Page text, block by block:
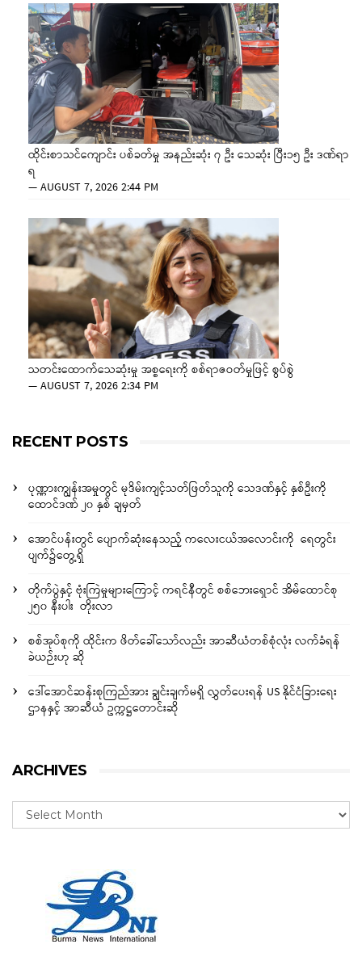
ထိုင်းစာသင်ကျောင်း ပစ်ခတ်မှု အနည်းဆုံး ၇ ဦး သေဆုံး ပြီး၁၅ ဦး ဒဏ်ရာ
ရ
—AUGUST 7, 2026 2:44 PM
သတင်းထောက်သေဆုံးမှု အစ္စရေးကို စစ်ရာဇဝတ်မှုဖြင့် စွပ်စွဲ
—AUGUST 7, 2026 2:34 PM
RECENT POSTS
ပုဏ္ဏားကျွန်းအမှုတွင် မုဒိမ်းကျင့်သတ်ဖြတ်သူကို သေဒဏ်နှင့် နှစ်ဦးကို
ထောင်ဒဏ် ၂၀ နှစ် ချမှတ်
အောင်ပန်းတွင် ပျောက်ဆုံးနေသည့် ကလေးငယ်အလောင်းကို ရေတွင်း
ပျက်၌တွေ့ရှိ
တိုက်ပွဲနှင့် ဗုံးကြဲမှုများကြောင့် ကရင်နီတွင် စစ်ဘေးရှောင် အိမ်ထောင်စု
၂၅၀ နီးပါး တိုးလာ
စစ်အုပ်စုကို ထိုင်းက ဖိတ်ခေါ်သော်လည်း အာဆီယံတစ်စုံလုံး လက်ခံရန်
ခဲယဉ်းဟု ဆို
ဒေါ်အောင်ဆန်းစုကြည်အား ချွင်းချက်မရှိ လွှတ်ပေးရန် US နိုင်ငံခြားရေး
ဌာနနှင့် အာဆီယံ ဥက္ကဋ္ဌတောင်းဆို
ARCHIVES